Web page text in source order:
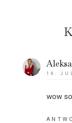
16.
wow